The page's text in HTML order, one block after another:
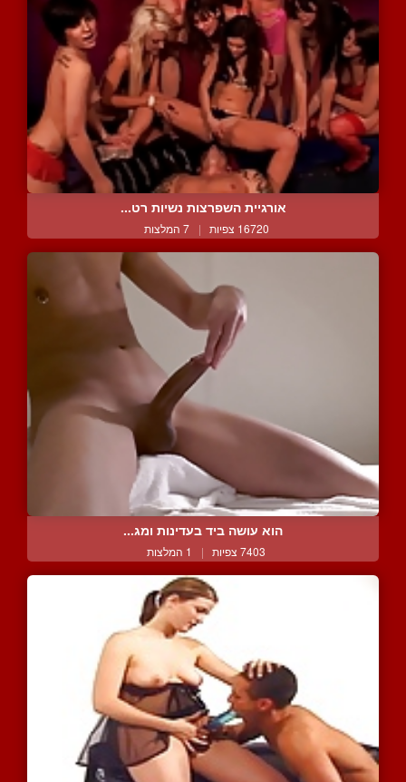
אורגיית השפרצות נשיות רט...
16720 צפיות | 7 המלצות
הוא עושה ביד בעדינות ומג...
7403 צפיות | 1 המלצות